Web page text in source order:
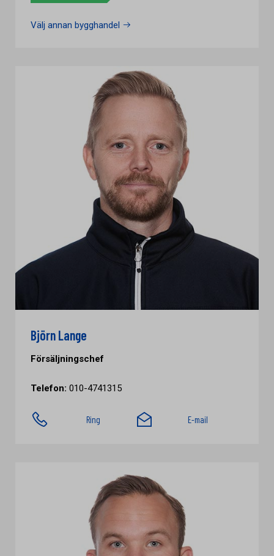
Välj annan bygghandel
Björn Lange
Försäljningschef
Telefon: 010-4741315
Ring E-mail